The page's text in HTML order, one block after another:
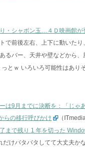
・シャボン玉…４Ｄ映画館が
で前後左右、上下に動いたり
るバー、天井や壁などから
とｗ いろいろ可能性はあり
は9月までに決断を：「じゃ
らの移行呼びかけ
（ITmedia
まで残り 1 年を切った
だけバタバタしてて大丈夫か